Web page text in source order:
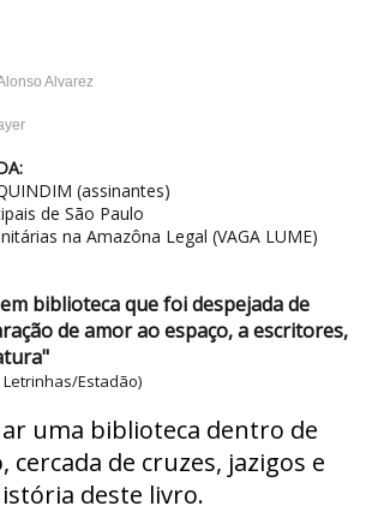
Alvarez
(assinantes)
de São Paulo
na Amazôna Legal (VAGA LUME)
biblioteca que foi despejada de
de amor ao espaço, a escritores,
Letrinhas/Estadão)
uma biblioteca dentro de
cercada de cruzes, jazigos e
deste livro.